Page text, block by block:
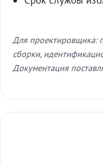
Для проектировщика:
сборки,
Документация